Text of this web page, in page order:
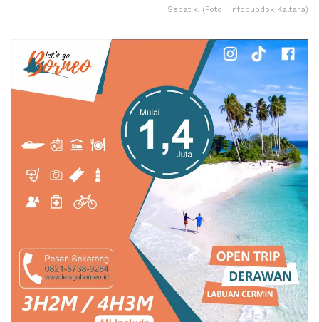
Sebatik. (Foto : Infopubdok Kaltara)